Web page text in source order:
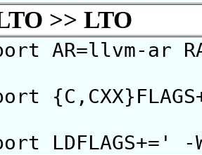
>> LTO
AR=llvm-ar